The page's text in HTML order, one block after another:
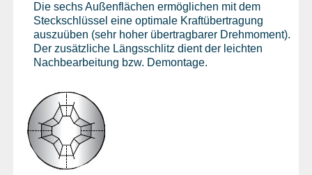
Die sechs Außenflächen ermöglichen mit dem
Steckschlüssel eine optimale Kraftübertragung
auszuüben (sehr hoher übertragbarer Drehmoment).
Der zusätzliche Längsschlitz dient der leichten
Nachbearbeitung bzw. Demontage.